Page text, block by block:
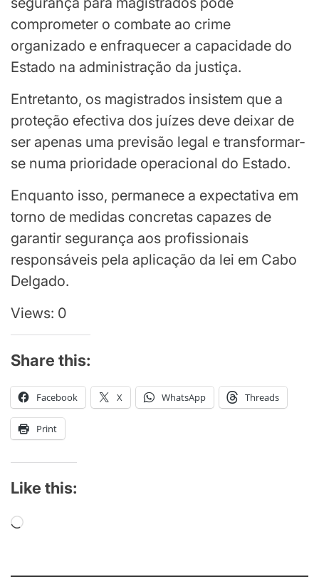
comprometer o combate ao crime
organizado e enfraquecer a capacidade do
Estado na administração da justiça.
Entretanto, os magistrados insistem que a
proteção efectiva dos juízes deve deixar de
ser apenas uma previsão legal e transformar-
se numa prioridade operacional do Estado.
Enquanto isso, permanece a expectativa em
torno de medidas concretas capazes de
garantir segurança aos profissionais
responsáveis pela aplicação da lei em Cabo
Delgado.
Views: 0
Share this:
Facebook X WhatsApp Threads
Print
Like this:
Loading…